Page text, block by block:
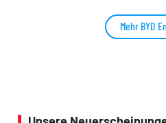
Mehr BYD